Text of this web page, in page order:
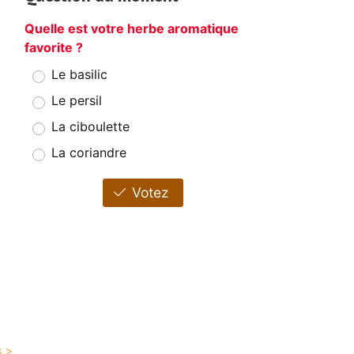
Quelle est votre herbe aromatique
favorite ?
Le basilic
Le persil
La ciboulette
La coriandre
Votez